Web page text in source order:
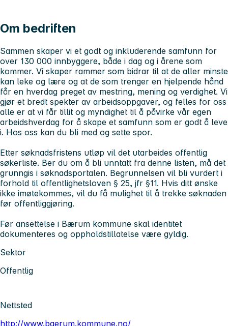
Om bedriften
Sammen skaper vi et godt og inkluderende samfunn for
over 130 000 innbyggere, både i dag og i årene som
kommer. Vi skaper rammer som bidrar til at de aller minste
kan leke og lære og at de som trenger en hjelpende hånd
får en hverdag preget av mestring, mening og verdighet. Vi
gjør et bredt spekter av arbeidsoppgaver, og felles for oss
alle er at vi får tillit og myndighet til å påvirke vår egen
arbeidshverdag for å skape et samfunn som er godt å leve
i. Hos oss kan du bli med og sette spor.
Etter søknadsfristens utløp vil det utarbeides offentlig
søkerliste. Ber du om å bli unntatt fra denne listen, må det
grunngis i søknadsportalen. Begrunnelsen vil bli vurdert i
forhold til offentlighetsloven § 25, jfr §11. Hvis ditt ønske
ikke imøtekommes, vil du få mulighet til å trekke søknaden
før offentliggjøring.
Før ansettelse i Bærum kommune skal identitet
dokumenteres og oppholdstillatelse være gyldig.
Sektor
Offentlig
Nettsted
http://www.baerum.kommune.no/